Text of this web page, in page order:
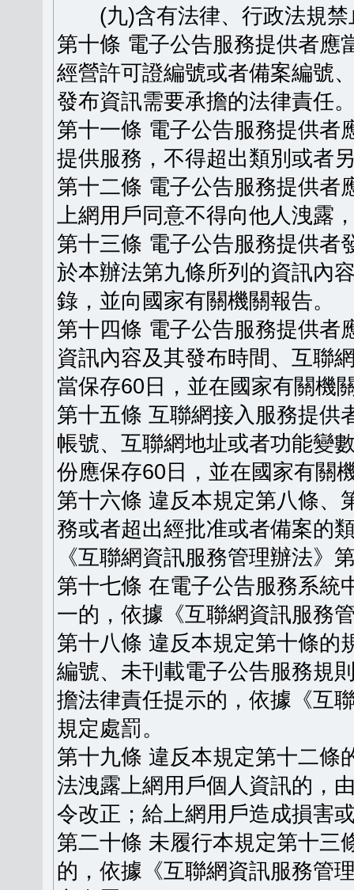
(九)含有法律、行政法規禁
第十條 電子公告服務提供者應
經營許可證編號或者備案編號
發布資訊需要承擔的法律責任
第十一條 電子公告服務提供者
提供服務，不得超出類別或者
第十二條 電子公告服務提供者
上網用戶同意不得向他人洩露
第十三條 電子公告服務提供者
於本辦法第九條所列的資訊內
錄，並向國家有關機關報告。
第十四條 電子公告服務提供者
資訊內容及其發布時間、互聯
當保存60日，並在國家有關機
第十五條 互聯網接入服務提供
帳號、互聯網地址或者功能變
份應保存60日，並在國家有關
第十六條 違反本規定第八條、
務或者超出經批准或者備案的
《互聯網資訊服務管理辦法》
第十七條 在電子公告服務系統
一的，依據《互聯網資訊服務
第十八條 違反本規定第十條的
編號、未刊載電子公告服務規
擔法律責任提示的，依據《互
規定處罰。
第十九條 違反本規定第十二條
法洩露上網用戶個人資訊的，
令改正；給上網用戶造成損害
第二十條 未履行本規定第十三
的，依據《互聯網資訊服務管